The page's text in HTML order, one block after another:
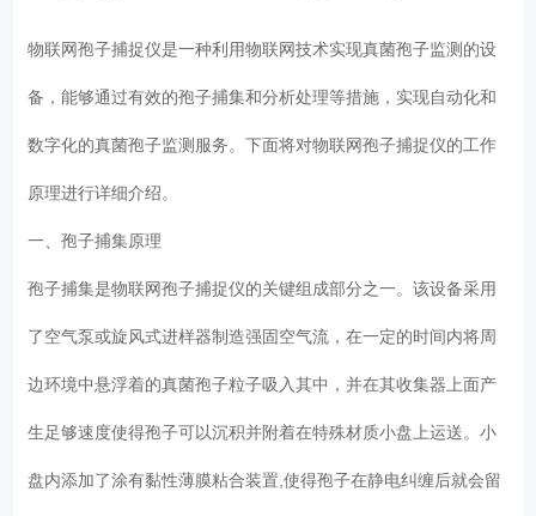
物联网孢子捕捉仪是一种利用物联网技术实现真菌孢子监测的设
备，能够通过有效的孢子捕集和分析处理等措施，实现自动化和
数字化的真菌孢子监测服务。下面将对物联网孢子捕捉仪的工作
原理进行详细介绍。
一、孢子捕集原理
孢子捕集是物联网孢子捕捉仪的关键组成部分之一。该设备采用
了空气泵或旋风式进样器制造强固空气流，在一定的时间内将周
边环境中悬浮着的真菌孢子粒子吸入其中，并在其收集器上面产
生足够速度使得孢子可以沉积并附着在特殊材质小盘上运送。小
盘内添加了涂有黏性薄膜粘合装置,使得孢子在静电纠缠后就会留